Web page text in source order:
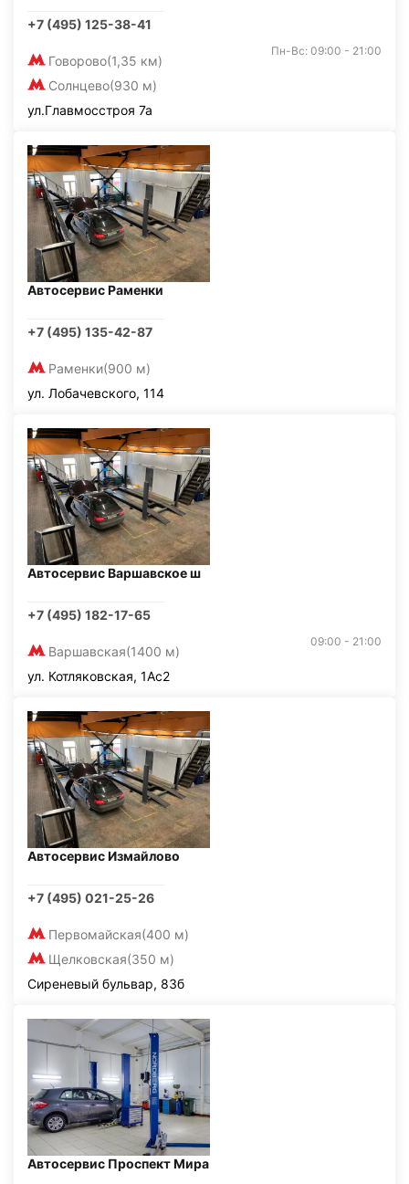
+7 (495) 125-38-41
Говорово(1,35 км)
Солнцево(930 м)
Пн-Вс: 09:00 - 21:00
ул.Главмосстроя 7а
Автосервис Раменки
+7 (495) 135-42-87
Раменки(900 м)
ул. Лобачевского, 114
Автосервис Варшавское ш
+7 (495) 182-17-65
Варшавская(1400 м)
09:00 - 21:00
ул. Котляковская, 1Ас2
Автосервис Измайлово
+7 (495) 021-25-26
Первомайская(400 м)
Щелковская(350 м)
Сиреневый бульвар, 83б
Автосервис Проспект Мира